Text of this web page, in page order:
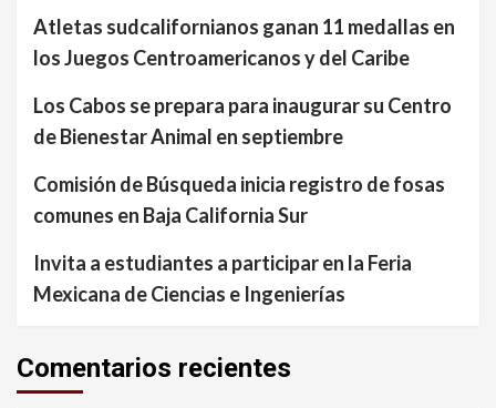
Atletas sudcalifornianos ganan 11 medallas en
los Juegos Centroamericanos y del Caribe
Los Cabos se prepara para inaugurar su Centro
de Bienestar Animal en septiembre
Comisión de Búsqueda inicia registro de fosas
comunes en Baja California Sur
Invita a estudiantes a participar en la Feria
Mexicana de Ciencias e Ingenierías
Comentarios recientes